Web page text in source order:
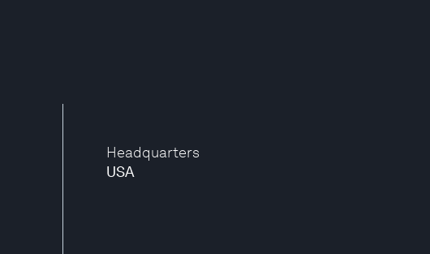
Headquarters
USA